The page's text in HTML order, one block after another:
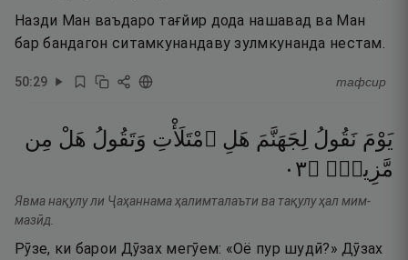
Назди Ман ваъдаро тағйир дода нашавад ва Ман
бар бандагон ситамкунандаву зулмкунанда нестам.
50:29 тафсир
يَوْمَ نَقُولُ لِجَهَنَّمَ هَلِ ٱمْتَلَأْتِ وَتَقُولُ هَلْ مِن
مَّزِيدٍۢ ۝٣٠
Явма нақулу ли Ҷаҳаннама ҳалимталаъти ва тақулу ҳал мим-
мазӣд.
Рӯзе, ки барои Дӯзах мегӯем: «Оё пур шудӣ?» Дӯзах